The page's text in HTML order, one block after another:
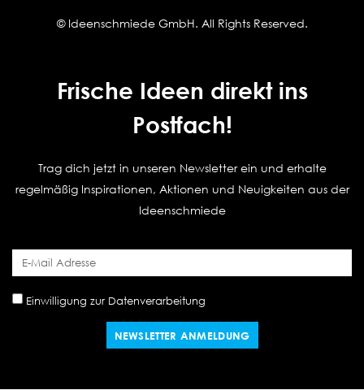
© Ideenschmiede GmbH. All Rights Reserved.
Frische Ideen direkt ins
Postfach!
Trag dich jetzt in unseren Newsletter ein und erhalte
regelmäßig Inspirationen, Aktionen und Neuigkeiten aus der
Ideenschmiede
Einwilligung zur Datenverarbeitung
NEWSLETTER ANMELDUNG